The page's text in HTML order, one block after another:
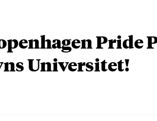
Pride
Universitet!